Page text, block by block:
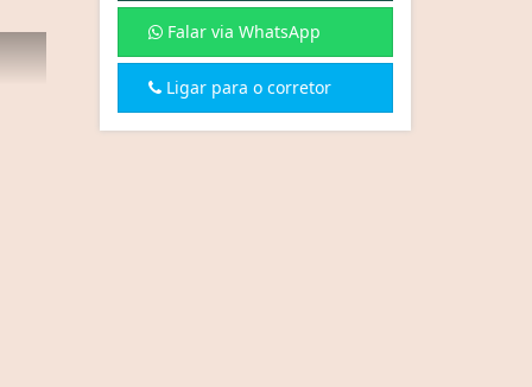
Falar via WhatsApp
Ligar para o corretor